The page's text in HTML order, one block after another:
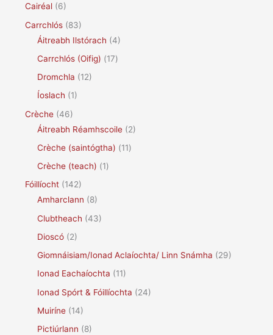
Cairéal (6)
Carrchlós (83)
Áitreabh Ilstórach (4)
Carrchlós (Oifig) (17)
Dromchla (12)
Íoslach (1)
Crèche (46)
Áitreabh Réamhscoile (2)
Crèche (saintógtha) (11)
Crèche (teach) (1)
Fóillíocht (142)
Amharclann (8)
Clubtheach (43)
Dioscó (2)
Giomnáisiam/Ionad Aclaíochta/ Linn Snámha (29)
Ionad Eachaíochta (11)
Ionad Spórt & Fóillíochta (24)
Muiríne (14)
Pictiúrlann (8)